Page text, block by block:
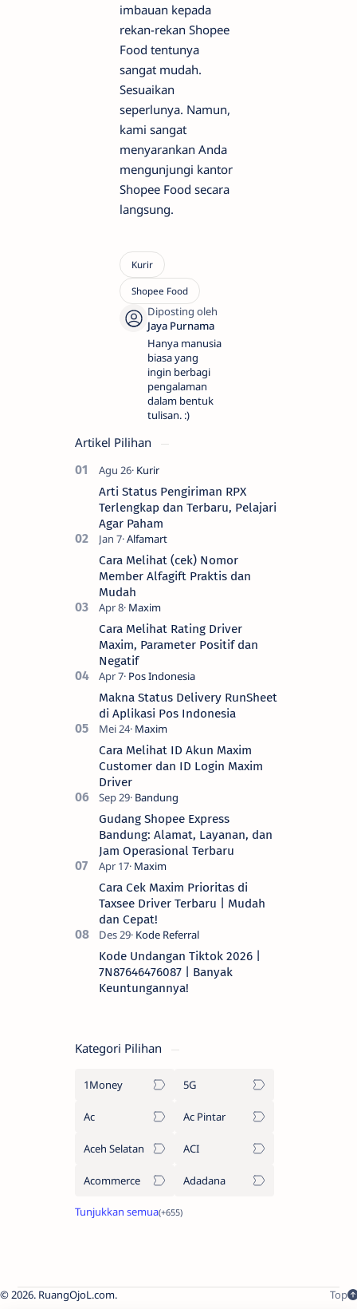
imbauan kepada
rekan-rekan Shopee
Food tentunya
sangat mudah.
Sesuaikan
seperlunya. Namun,
kami sangat
menyarankan Anda
mengunjungi kantor
Shopee Food secara
langsung.
Hanya manusia
biasa yang
ingin berbagi
pengalaman
dalam bentuk
tulisan. :)
Artikel Pilihan
Arti Status Pengiriman RPX
Terlengkap dan Terbaru, Pelajari
Agar Paham
Cara Melihat (cek) Nomor
Member Alfagift Praktis dan
Mudah
Cara Melihat Rating Driver
Maxim, Parameter Positif dan
Negatif
Makna Status Delivery RunSheet
di Aplikasi Pos Indonesia
Cara Melihat ID Akun Maxim
Customer dan ID Login Maxim
Driver
Gudang Shopee Express
Bandung: Alamat, Layanan, dan
Jam Operasional Terbaru
Cara Cek Maxim Prioritas di
Taxsee Driver Terbaru | Mudah
dan Cepat!
Kode Undangan Tiktok 2026 |
7N87646476087 | Banyak
Keuntungannya!
Kategori Pilihan
1Money 5G
Ac Ac Pintar
Aceh Selatan ACI
Acommerce Adadana
2026. RuangOjoL.com.